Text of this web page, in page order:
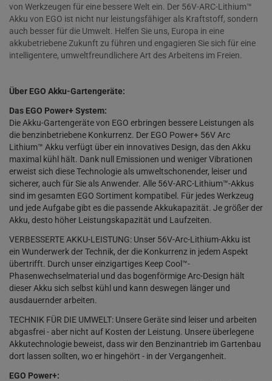
von Werkzeugen für eine bessere Welt ein. Der 56V-ARC-Lithium™
Akku von EGO ist nicht nur leistungsfähiger als Kraftstoff, sondern
auch besser für die Umwelt. Helfen Sie uns, Europa in eine
akkubetriebene Zukunft zu führen und engagieren Sie sich für eine
intelligentere, umweltfreundlichere Art des Arbeitens im Freien.
Über EGO Akku-Gartengeräte:
Das EGO Power+ System:
Die Akku-Gartengeräte von EGO erbringen bessere Leistungen als
die benzinbetriebene Konkurrenz. Der EGO Power+ 56V Arc
Lithium™ Akku verfügt über ein innovatives Design, das den Akku
maximal kühl hält. Dank null Emissionen und weniger Vibrationen
erweist sich diese Technologie als umweltschonender, leiser und
sicherer, auch für Sie als Anwender. Alle 56V-ARC-Lithium™-Akkus
sind im gesamten EGO Sortiment kompatibel. Für jedes Werkzeug
und jede Aufgabe gibt es die passende Akkukapazität. Je größer der
Akku, desto höher Leistungskapazität und Laufzeiten.
VERBESSERTE AKKU-LEISTUNG: Unser 56V-Arc-Lithium-Akku ist
ein Wunderwerk der Technik, der die Konkurrenz in jedem Aspekt
übertrifft. Durch unser einzigartiges Keep Cool™-
Phasenwechselmaterial und das bogenförmige Arc-Design hält
dieser Akku sich selbst kühl und kann deswegen länger und
ausdauernder arbeiten.
TECHNIK FÜR DIE UMWELT: Unsere Geräte sind leiser und arbeiten
abgasfrei - aber nicht auf Kosten der Leistung. Unsere überlegene
Akkutechnologie beweist, dass wir den Benzinantrieb im Gartenbau
dort lassen sollten, wo er hingehört - in der Vergangenheit.
EGO Power+: